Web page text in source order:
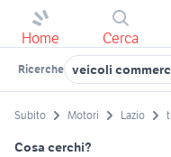
Home Cerca
Ricerche veicoli
Subito Motori Lazio
Cosa cerchi?